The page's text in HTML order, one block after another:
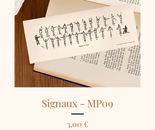
Signaux - MP09
Prix
3,00 €